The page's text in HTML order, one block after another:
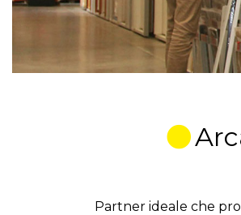
Partner ideale che